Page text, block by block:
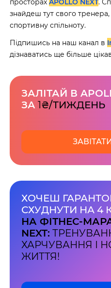
просторах APOLLO NEXT.
знайдеш тут свого
спортивну спільноту.
Підпишись на наш канал в
дізнаватись ще більше
ЗАЛІТАЙ В
ЗА 1₴/ТИЖДЕНЬ
ХОЧЕШ
СХУДНУТИ НА 4
НА ФІТНЕС-
NEXT:
ХАРЧУВАННЯ І
ЖИТТЯ!
60
О 9:00 ми
хв
Наше право на
творчість вибороли
Ми